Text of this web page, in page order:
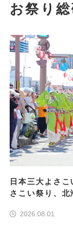
お祭り
日本三大よさ
さこい祭り、
2026.08.01